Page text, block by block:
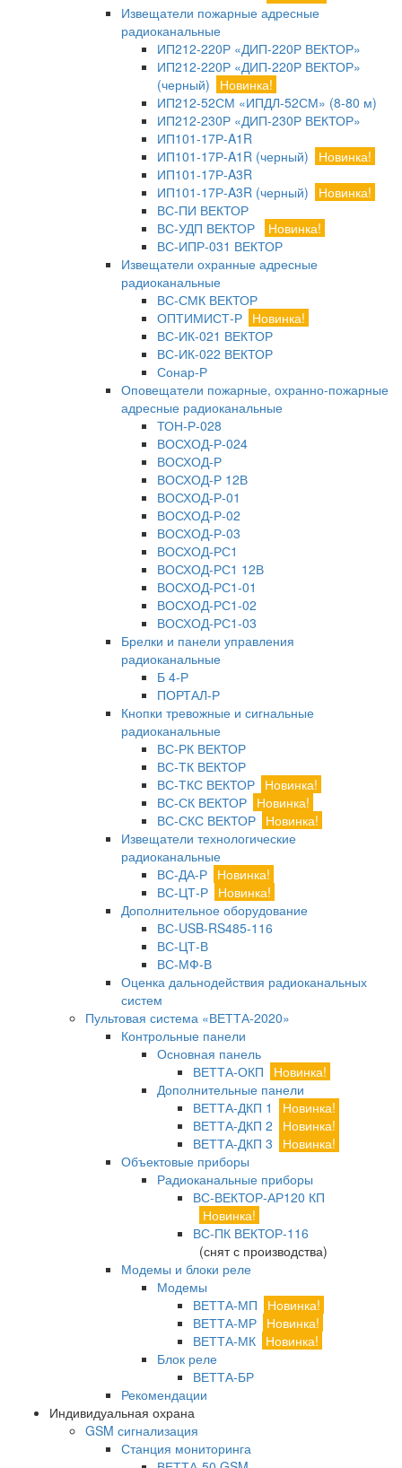
Извещатели пожарные адресные
радиоканальные
ИП212-220Р «ДИП-220Р ВЕКТОР»
ИП212-220Р «ДИП-220Р ВЕКТОР»
(черный)
Новинка!
ИП212-52СМ «ИПДЛ-52СМ» (8-80 м)
ИП212-230Р «ДИП-230Р ВЕКТОР»
ИП101-17Р-A1R
ИП101-17Р-A1R (черный)
Новинка!
ИП101-17Р-A3R
ИП101-17Р-A3R (черный)
Новинка!
ВС-ПИ ВЕКТОР
ВС-УДП ВЕКТОР
Новинка!
ВС-ИПР-031 ВЕКТОР
Извещатели охранные адресные
радиоканальные
ВС-СМК ВЕКТОР
ОПТИМИСТ-Р Новинка!
ВС-ИК-021 ВЕКТОР
ВС-ИК-022 ВЕКТОР
Сонар-Р
Оповещатели пожарные, охранно-пожарные
адресные радиоканальные
ТОН-Р-028
ВОСХОД-Р-024
ВОСХОД-Р
ВОСХОД-Р 12В
ВОСХОД-Р-01
ВОСХОД-Р-02
ВОСХОД-Р-03
ВОСХОД-РС1
ВОСХОД-РС1 12В
ВОСХОД-РС1-01
ВОСХОД-РС1-02
ВОСХОД-РС1-03
Брелки и панели управления
радиоканальные
Б 4-Р
ПОРТАЛ-Р
Кнопки тревожные и сигнальные
радиоканальные
ВС-РК ВЕКТОР
ВС-ТК ВЕКТОР
ВС-ТКС ВЕКТОР Новинка!
ВС-СК ВЕКТОР Новинка!
ВС-СКС ВЕКТОР Новинка!
Извещатели технологические
радиоканальные
ВС-ДА-Р Новинка!
ВС-ЦТ-Р Новинка!
Дополнительное оборудование
ВС-USB-RS485-116
ВС-ЦТ-В
ВС-МФ-В
Оценка дальнодействия радиоканальных
систем
Пультовая система «ВЕТТА-2020»
Контрольные панели
Основная панель
ВЕТТА-ОКП
Новинка!
Дополнительные панели
ВЕТТА-ДКП 1
Новинка!
ВЕТТА-ДКП 2
Новинка!
ВЕТТА-ДКП 3
Новинка!
Объектовые приборы
Радиоканальные приборы
ВС-ВЕКТОР-АР120 КП
Новинка!
ВС-ПК ВЕКТОР-116
(снят с производства)
Модемы и блоки реле
Модемы
ВЕТТА-МП
Новинка!
ВЕТТА-МР Новинка!
ВЕТТА-МК Новинка!
Блок реле
ВЕТТА-БР
Рекомендации
Индивидуальная охрана
GSM сигнализация
Станция мониторинга